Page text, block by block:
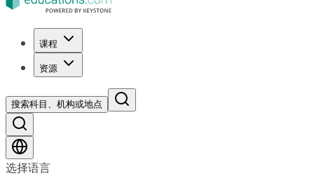
课程
资源
搜索科目、机构或地点
选择语言